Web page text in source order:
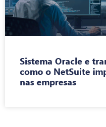
Sistema Oracle e
como o NetSuite
nas empresas